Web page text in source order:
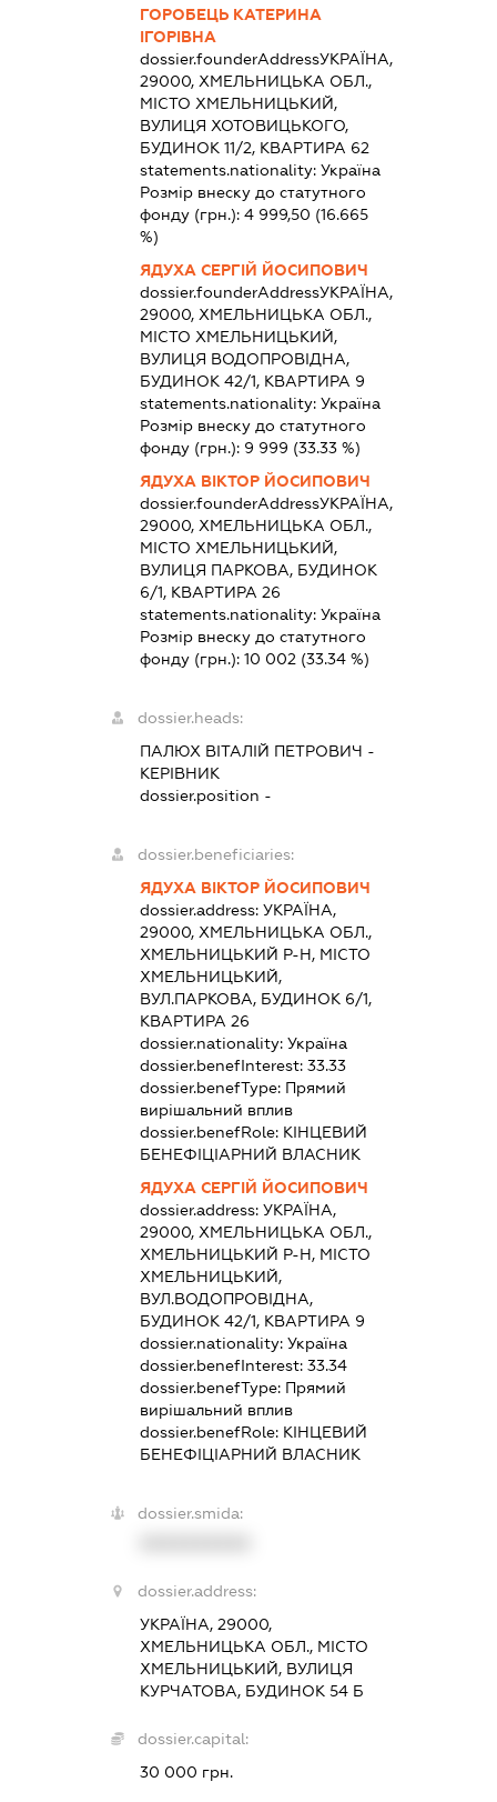
ГОРОБЕЦЬ КАТЕРИНА
ІГОРІВНА
dossier.founderAddressУКРАЇНА,
29000, ХМЕЛЬНИЦЬКА ОБЛ.,
МІСТО ХМЕЛЬНИЦЬКИЙ,
ВУЛИЦЯ ХОТОВИЦЬКОГО,
БУДИНОК 11/2, КВАРТИРА 62
statements.nationality: Україна
Розмір внеску до статутного
фонду (грн.): 4 999,50 (16.665
%)
ЯДУХА СЕРГІЙ ЙОСИПОВИЧ
dossier.founderAddressУКРАЇНА,
29000, ХМЕЛЬНИЦЬКА ОБЛ.,
МІСТО ХМЕЛЬНИЦЬКИЙ,
ВУЛИЦЯ ВОДОПРОВІДНА,
БУДИНОК 42/1, КВАРТИРА 9
statements.nationality: Україна
Розмір внеску до статутного
фонду (грн.): 9 999 (33.33 %)
ЯДУХА ВІКТОР ЙОСИПОВИЧ
dossier.founderAddressУКРАЇНА,
29000, ХМЕЛЬНИЦЬКА ОБЛ.,
МІСТО ХМЕЛЬНИЦЬКИЙ,
ВУЛИЦЯ ПАРКОВА, БУДИНОК
6/1, КВАРТИРА 26
statements.nationality: Україна
Розмір внеску до статутного
фонду (грн.): 10 002(33.34 %)
dossier.heads:
ПАЛЮХ ВІТАЛІЙ ПЕТРОВИЧ -
КЕРІВНИК
dossier.position -
dossier.beneficiaries:
ЯДУХА ВІКТОР ЙОСИПОВИЧ
dossier.address: УКРАЇНА,
29000, ХМЕЛЬНИЦЬКА ОБЛ.,
ХМЕЛЬНИЦЬКИЙ Р-Н, МІСТО
ХМЕЛЬНИЦЬКИЙ,
ВУЛ.ПАРКОВА, БУДИНОК 6/1,
КВАРТИРА 26
dossier.nationality: Україна
dossier.benefInterest: 33.33
dossier.benefType: Прямий
вирішальний вплив
dossier.benefRole: КІНЦЕВИЙ
БЕНЕФІЦІАРНИЙ ВЛАСНИК
ЯДУХА СЕРГІЙ ЙОСИПОВИЧ
dossier.address: УКРАЇНА,
29000, ХМЕЛЬНИЦЬКА ОБЛ.,
ХМЕЛЬНИЦЬКИЙ Р-Н, МІСТО
ХМЕЛЬНИЦЬКИЙ,
ВУЛ.ВОДОПРОВІДНА,
БУДИНОК 42/1, КВАРТИРА 9
dossier.nationality: Україна
dossier.benefInterest: 33.34
dossier.benefType: Прямий
вирішальний вплив
dossier.benefRole: КІНЦЕВИЙ
БЕНЕФІЦІАРНИЙ ВЛАСНИК
dossier.smida:
dossier.address:
УКРАЇНА, 29000,
ХМЕЛЬНИЦЬКА ОБЛ., МІСТО
ХМЕЛЬНИЦЬКИЙ, ВУЛИЦЯ
КУРЧАТОВА, БУДИНОК 54 Б
dossier.capital:
30 000 грн.